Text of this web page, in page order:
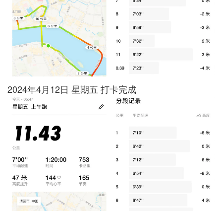
2024年4月12日 星期五 打卡完成